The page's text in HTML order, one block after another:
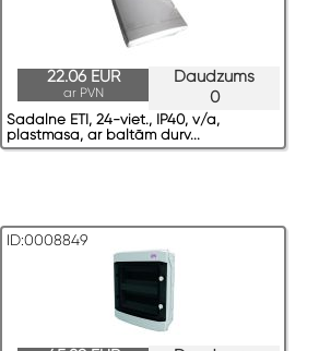
Daudzums
0
22.06 EUR
ar PVN
Sadalne ETI, 24-viet., IP40, v/a,
plastmasa, ar baltām durv...
ID:0008849